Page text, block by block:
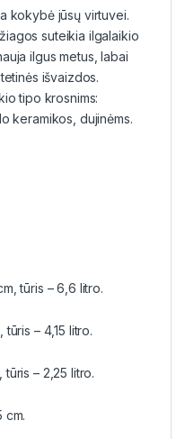
kokybė jūsų virtuvei.
suteikia ilgalaikio
ilgus metus, labai
išvaizdos.
tipo krosnims:
keramikos, dujinėms.
tūris – 6,6 litro.
tūris – 4,15 litro.
– 2,25 litro.
cm.